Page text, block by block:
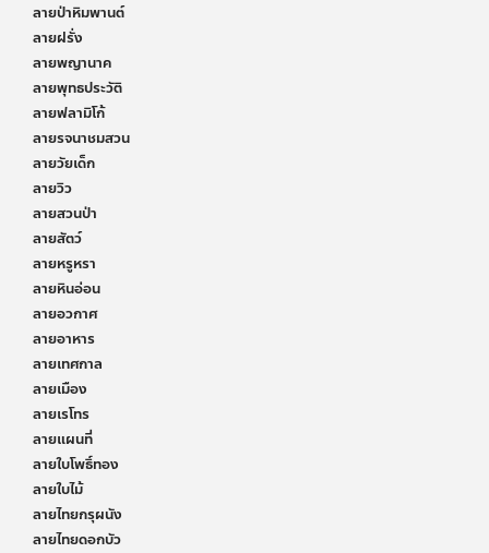
ลายป่าหิมพานต์
ลายฝรั่ง
ลายพญานาค
ลายพุทธประวัติ
ลายฟลามิโก้
ลายรจนาชมสวน
ลายวัยเด็ก
ลายวิว
ลายสวนป่า
ลายสัตว์
ลายหรูหรา
ลายหินอ่อน
ลายอวกาศ
ลายอาหาร
ลายเทศกาล
ลายเมือง
ลายเรโทร
ลายแผนที่
ลายใบโพธิ์ทอง
ลายใบไม้
ลายไทยกรุผนัง
ลายไทยดอกบัว